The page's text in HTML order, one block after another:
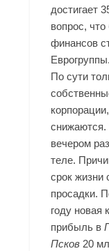
достигает
вопрос,
финансов
Еврогруппы.
По сути
снижаются.
вечером
теле.
срок жизни
просадки.
году новая
прибыль в
Псков 20